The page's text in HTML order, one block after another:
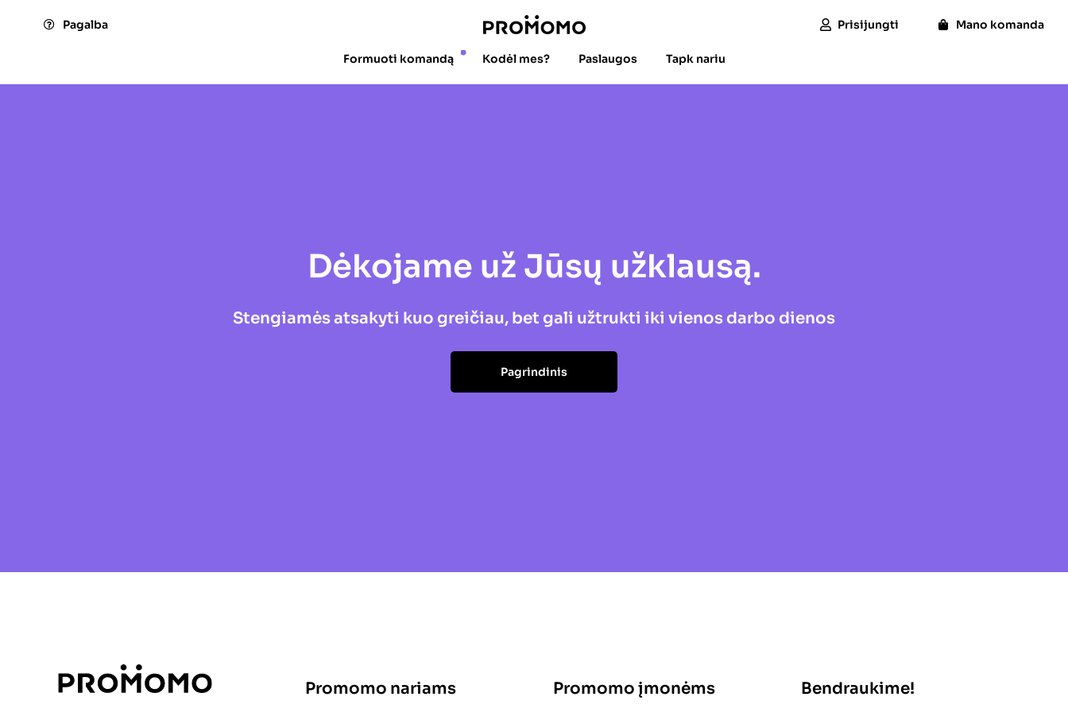
Pagalba Prisijungti Mano komanda
Formuoti komandą Kodėl mes? Paslaugos Tapk nariu
Dėkojame už Jūsų užklausą.
Stengiamės atsakyti kuo greičiau, bet gali užtrukti iki vienos darbo dienos
Pagrindinis
Promomo nariams Promomo įmonėms Bendraukime!